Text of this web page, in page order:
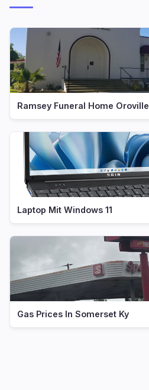
Ramsey Funeral Home Oroville
Laptop Mit Windows 11
Gas Prices In Somerset Ky